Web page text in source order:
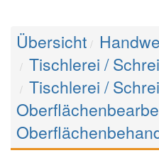
Übersicht
Tischlerei /
Tischlerei /